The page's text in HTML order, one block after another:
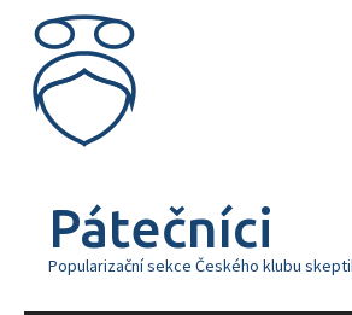
content
Pátečníci
Popularizační sekce Českého klubu